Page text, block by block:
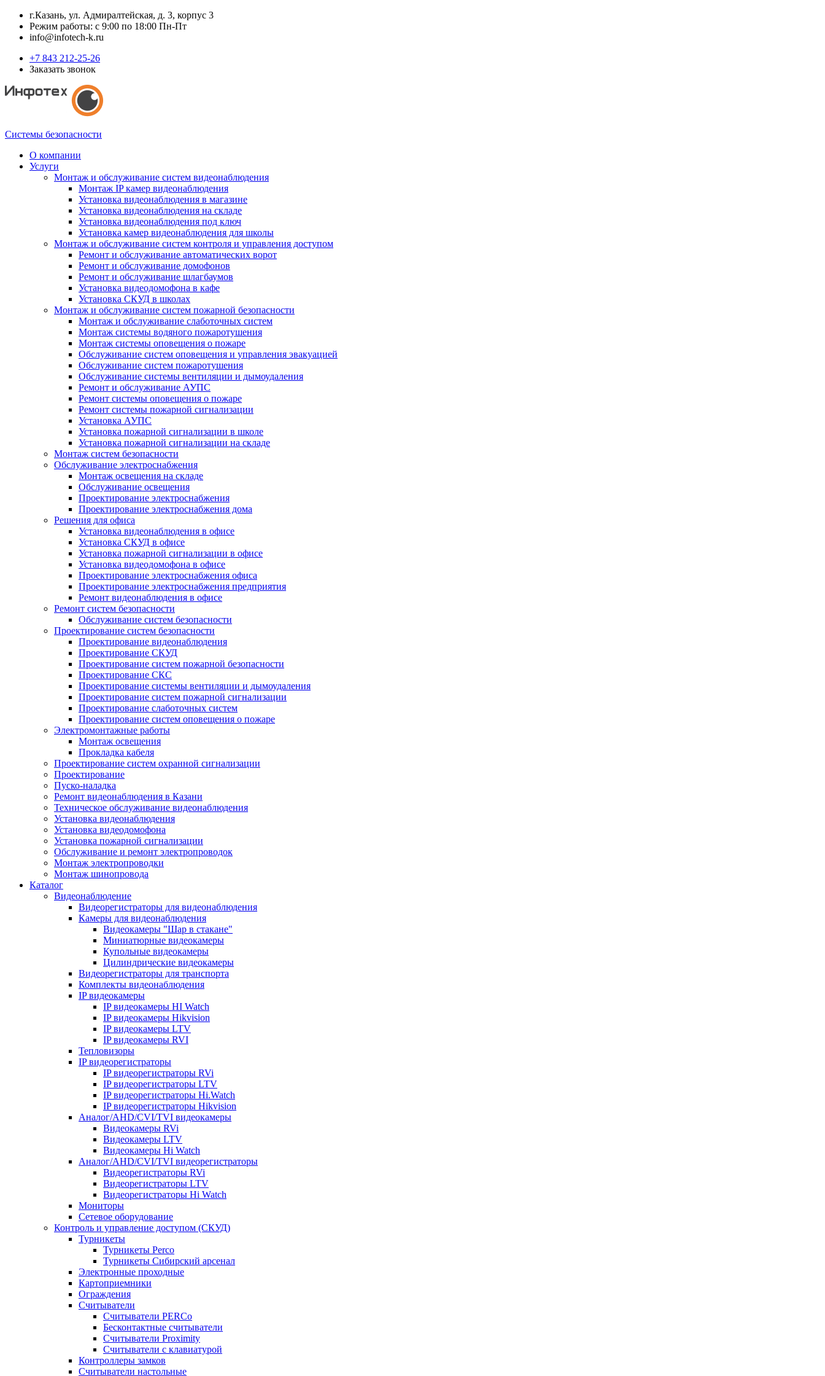
г.Казань, ул. Адмиралтейская, д. 3, корпус 3
Режим работы: с 9:00 по 18:00 Пн-Пт
info@infotech-k.ru
+7 843 212-25-26
Заказать звонок
Системы безопасности
О компании
Услуги
Монтаж и обслуживание систем видеонаблюдения
Монтаж IP камер видеонаблюдения
Установка видеонаблюдения в магазине
Установка видеонаблюдения на складе
Установка видеонаблюдения под ключ
Установка камер видеонаблюдения для школы
Монтаж и обслуживание систем контроля и управления доступом
Ремонт и обслуживание автоматических ворот
Ремонт и обслуживание домофонов
Ремонт и обслуживание шлагбаумов
Установка видеодомофона в кафе
Установка СКУД в школах
Монтаж и обслуживание систем пожарной безопасности
Монтаж и обслуживание слаботочных систем
Монтаж системы водяного пожаротушения
Монтаж системы оповещения о пожаре
Обслуживание систем оповещения и управления эвакуацией
Обслуживание систем пожаротушения
Обслуживание системы вентиляции и дымоудаления
Ремонт и обслуживание АУПС
Ремонт системы оповещения о пожаре
Ремонт системы пожарной сигнализации
Установка АУПС
Установка пожарной сигнализации в школе
Установка пожарной сигнализации на складе
Монтаж систем безопасности
Обслуживание электроснабжения
Монтаж освещения на складе
Обслуживание освещения
Проектирование электроснабжения
Проектирование электроснабжения дома
Решения для офиса
Установка видеонаблюдения в офисе
Установка СКУД в офисе
Установка пожарной сигнализации в офисе
Установка видеодомофона в офисе
Проектирование электроснабжения офиса
Проектирование электроснабжения предприятия
Ремонт видеонаблюдения в офисе
Ремонт систем безопасности
Обслуживание систем безопасности
Проектирование систем безопасности
Проектирование видеонаблюдения
Проектирование СКУД
Проектирование систем пожарной безопасности
Проектирование СКС
Проектирование системы вентиляции и дымоудаления
Проектирование систем пожарной сигнализации
Проектирование слаботочных систем
Проектирование систем оповещения о пожаре
Электромонтажные работы
Монтаж освещения
Прокладка кабеля
Проектирование систем охранной сигнализации
Проектирование
Пуско-наладка
Ремонт видеонаблюдения в Казани
Техническое обслуживание видеонаблюдения
Установка видеонаблюдения
Установка видеодомофона
Установка пожарной сигнализации
Обслуживание и ремонт электропроводок
Монтаж электропроводки
Монтаж шинопровода
Каталог
Видеонаблюдение
Видеорегистраторы для видеонаблюдения
Камеры для видеонаблюдения
Видеокамеры "Шар в стакане"
Миниатюрные видеокамеры
Купольные видеокамеры
Цилиндрические видеокамеры
Видеорегистраторы для транспорта
Комплекты видеонаблюдения
IP видеокамеры
IP видеокамеры HI Watch
IP видеокамеры Hikvision
IP видеокамеры LTV
IP видеокамеры RVI
Тепловизоры
IP видеорегистраторы
IP видеорегистраторы RVi
IP видеорегистраторы LTV
IP видеорегистраторы Hi.Watch
IP видеорегистраторы Hikvision
Аналог/AHD/CVI/TVI видеокамеры
Видеокамеры RVi
Видеокамеры LTV
Видеокамеры Hi Watch
Аналог/AHD/CVI/TVI видеорегистраторы
Видеорегистраторы RVi
Видеорегистраторы LTV
Видеорегистраторы Hi Watch
Мониторы
Сетевое оборудование
Контроль и управление доступом (СКУД)
Турникеты
Турникеты Perco
Турникеты Сибирский арсенал
Электронные проходные
Картоприемники
Ограждения
Считыватели
Считыватели PERCo
Бесконтактные считыватели
Считыватели Proximity
Считыватели с клавиатурой
Контроллеры замков
Считыватели настольные